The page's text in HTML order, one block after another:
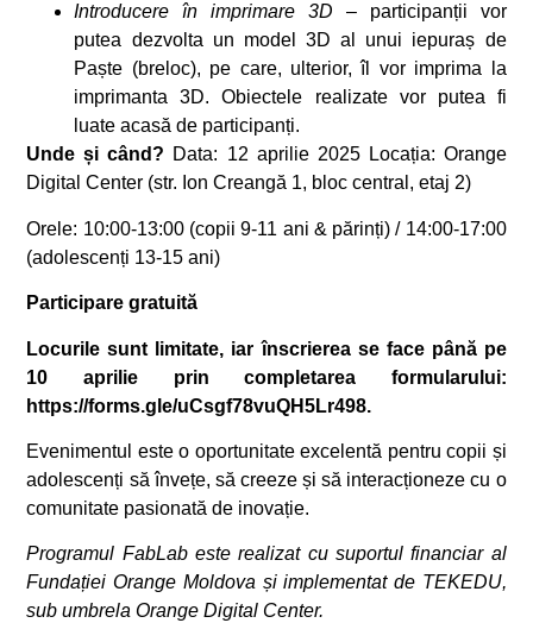
Introducere în imprimare 3D – participanții vor
putea dezvolta un model 3D al unui iepuraș de
Paște (breloc), pe care, ulterior, îl vor imprima la
imprimanta 3D. Obiectele realizate vor putea fi
luate acasă de participanți.
Unde și când? Data: 12 aprilie 2025 Locația: Orange
Digital Center (str. Ion Creangă 1, bloc central, etaj 2)
Orele: 10:00-13:00 (copii 9-11 ani & părinți) / 14:00-17:00
(adolescenți 13-15 ani)
Participare gratuită
Locurile sunt limitate, iar înscrierea se face până pe
10 aprilie prin completarea formularului:
https://forms.gle/uCsgf78vuQH5Lr498.
Evenimentul este o oportunitate excelentă pentru copii și
adolescenți să învețe, să creeze și să interacționeze cu o
comunitate pasionată de inovație.
Programul FabLab este realizat cu suportul financiar al
Fundației Orange Moldova și implementat de TEKEDU,
sub umbrela Orange Digital Center.